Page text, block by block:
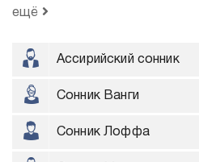
ещё
Ассирийский сонник
Сонник Ванги
Сонник Лоффа